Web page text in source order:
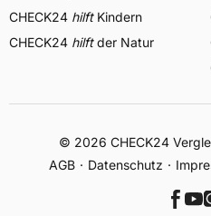
CHECK24 hilftKindern
CHECK24 hilftder Natur
© 2026 CHECK24
AGB
Datenschutz